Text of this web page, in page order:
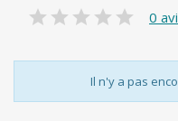
0
Il n'y a pas